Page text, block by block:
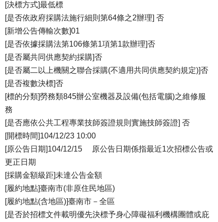
[決標方式]最低標
[是否依政府採購法施行細則第64條之2辦理] 否
[新增公告傳輸次數]01
[是否依據採購法第106條第1項第1款辦理]否
[是否屬共同供應契約採購]否
[是否屬二以上機關之聯合採購(不適用共同供應契約規定)]否
[是否複數決標]否
[標的分類]勞務類845辦公室機器及設備(包括電腦)之維修服
務
[是否應依公共工程專業技師簽證規則實施技師簽證] 否
[開標時間]104/12/23 10:00
[原公告日期]104/12/15 原公告日期係指最近1次招標公告或
更正日期
[採購金額級距]未達公告金額
[履約地點]臺南市(非原住民地區)
[履約地點(含地區)]臺南市－全區
[是否於招標文件載明優先決標予身心障礙福利機構團體或庇